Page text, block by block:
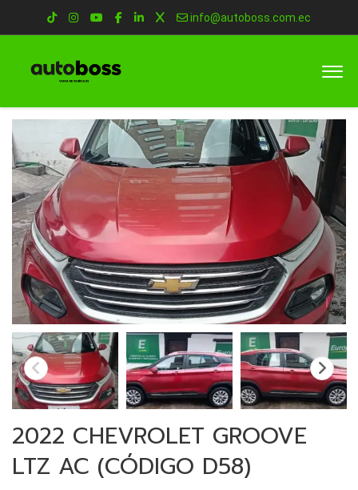
info@autoboss.com.ec
2022 CHEVROLET GROOVE
LTZ AC (CÓDIGO D58)